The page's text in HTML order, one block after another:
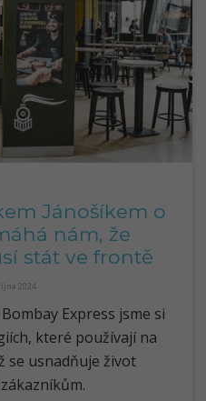
Jánošíkem o
nám, že
stát ve frontě
2024
Express jsme si
které používají na
se usnadňuje život